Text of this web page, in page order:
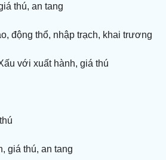
thú, an tang
động thổ, nhập trạch, khai trương
với xuất hành, giá thú
giá thú, an tang